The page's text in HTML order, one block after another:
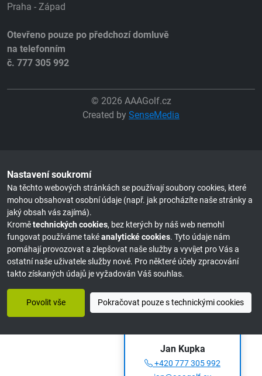
Jan Kupka
+420 777 305 992
Praha - Západ
Otevřeno pouze po předchozí domluvě
na telefonním
č. 777 305 992
© 2026 AAAGolf.cz
Created by SenseMedia
Nastavení soukromí
Na těchto webových stránkách se používají soubory cookies, které
mohou obsahovat osobní údaje (např. jak procházíte naše stránky a
jaký obsah vás zajímá).
Kromětechnických cookies, bez kterých by náš web nemohl
fungovat používáme takéanalytické cookies. Tyto údaje nám
pomáhají provozovat a zlepšovat naše služby a vyvíjet pro Vás a
ostatní naše uživatele služby nové. Pro některé účely zpracování
takto získaných údajů je vyžadován Váš souhlas.
Povolit vše Pokračovat pouze s technickými cookies